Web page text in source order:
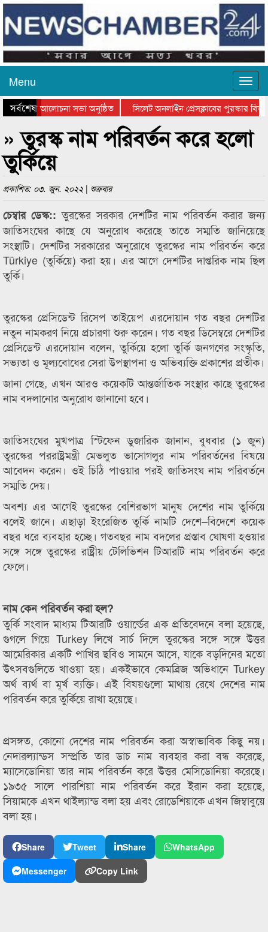
Menu
সর্বশেষ
দিবসের আলোচনা সভা অনুষ্ঠিত
সিলেট অনলাইন প্রেসক্লাবের পুরস্কার
কানাইঘাটের কিশোর আহাদের খুনি
» তুরস্ক নাম পরিবর্তন করে হলো
তুর্কিয়ে
প্রকাশিত: ০৩. জুন. ২০২২ | শুক্রবার
চেম্বার ডেস্ক::তুরস্কের সরকার দেশটির নাম পরিবর্তন করার জন্য
জাতিসংঘের কাছে যে অনুরোধ করেছে তাতে সম্মতি জানিয়েছে
সংস্থাটি। দেশটির সরকারের অনুরোধে তুরস্কের নাম পরিবর্তন করে
Türkiye (তুর্কিয়ে) করা হয়। এর আগে দেশটির দাপ্তরিক নাম ছিল
তুর্কি।
তুরস্কের প্রেসিডেন্ট রিসেপ তাইয়েপ এরদোয়ান গত বছর দেশটির
নতুন নামকরণ নিয়ে প্রচারণা শুরু করেন। গত বছর ডিসেম্বরে দেশটির
প্রেসিডেন্ট এরদোয়ান বলেন, তুর্কিয়ে হলো তুর্কি জনগণের সংস্কৃতি,
সভ্যতা ও মূল্যবোধের সেরা উপস্থাপনা ও অভিব্যক্তি প্রকাশের প্রতীক।
জানা গেছে, এখন আরও কয়েকটি আন্তর্জাতিক সংস্থার কাছে তুরস্কের
নাম বদলানোর অনুরোধ জানানো হবে।
জাতিসংঘের মুখপাত্র স্টিফেন ডুজারিক জানান, বুধবার (১ জুন)
তুরস্কের পররাষ্ট্রমন্ত্রী মেভলুত ভাসোগলুর নাম পরিবর্তনের বিষয়ে
আবেদন করেন। ওই চিঠি পাওয়ার পরই জাতিসংঘ নাম পরিবর্তনে
সম্মতি দেয়।
অবশ্য এর আগেই তুরস্কের বেশিরভাগ মানুষ দেশের নাম তুর্কিয়ে
বলেই জানে। এছাড়া ইংরেজিত তুর্কি নামটি দেশে–বিদেশে কয়েক
বছর ধরে ব্যবহার হচ্ছে। গতবছর নাম বদলের প্রস্তাব ঘোষণা হওয়ার
সঙ্গে সঙ্গে তুরস্কের রাষ্ট্রীয় টেলিভিশন টিআরটি নাম পরিবর্তন করে
ফেলে।
নাম কেন পরিবর্তন করা হল?
তুর্কি সংবাদ মাধ্যম টিআরটি ওয়ার্ল্ডের এক প্রতিবেদনে বলা হয়েছে,
গুগলে গিয়ে Turkey লিখে সার্চ দিলে তুরস্কের সঙ্গে সঙ্গে উত্তর
আমেরিকার একটি পাখির ছবিও সামনে আসে, যাকে বড়দিনের মতো
উৎসবগুলিতে খাওয়া হয়। একইভাবে কেমব্রিজ অভিধানে Turkey
অর্থ ব্যর্থ বা মূর্খ ব্যক্তি। এই বিষয়গুলো মাথায় রেখে দেশের নাম
পরিবর্তন করে তুর্কিয়ে রাখা হয়েছে।
প্রসঙ্গত, কোনো দেশের নাম পরিবর্তন করা অস্বাভাবিক কিছু নয়।
নেদারল্যান্ডস সম্প্রতি তার ডাচ নাম ব্যবহার করা বন্ধ করেছে,
ম্যাসেডোনিয়া তার নাম পরিবর্তন করে উত্তর মেসিডোনিয়া করেছে।
১৯৩৫ সালে পারশিয়া নাম পরিবর্তন করে ইরান করা হয়েছে,
সিয়ামকে এখন থাইল্যান্ড বলা হয় এবং রোডেশিয়াকে এখন জিম্বাবুয়ে
বলা হয়।
Share Tweet Share
WhatsApp
Messenger
Copy Link